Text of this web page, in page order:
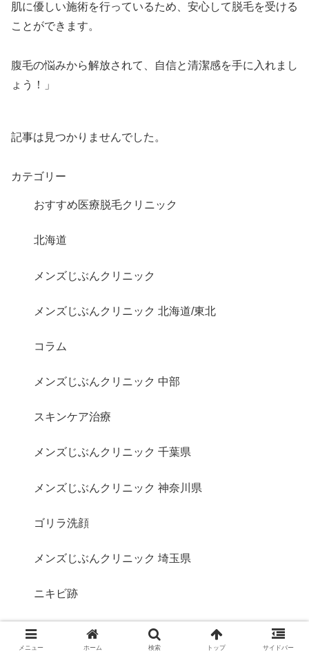
肌に優しい施術を行っているため、安心して脱毛を受ける
ことができます。
腹毛の悩みから解放されて、自信と清潔感を手に入れまし
ょう！」
記事は見つかりませんでした。
カテゴリー
おすすめ医療脱毛クリニック
北海道
メンズじぶんクリニック
メンズじぶんクリニック 北海道/東北
コラム
メンズじぶんクリニック 中部
スキンケア治療
メンズじぶんクリニック 千葉県
メンズじぶんクリニック 神奈川県
ゴリラ洗顔
メンズじぶんクリニック 埼玉県
ニキビ跡
メンズじぶんクリニック 東京都
メニュー ホーム 検索 トップ サイドバー